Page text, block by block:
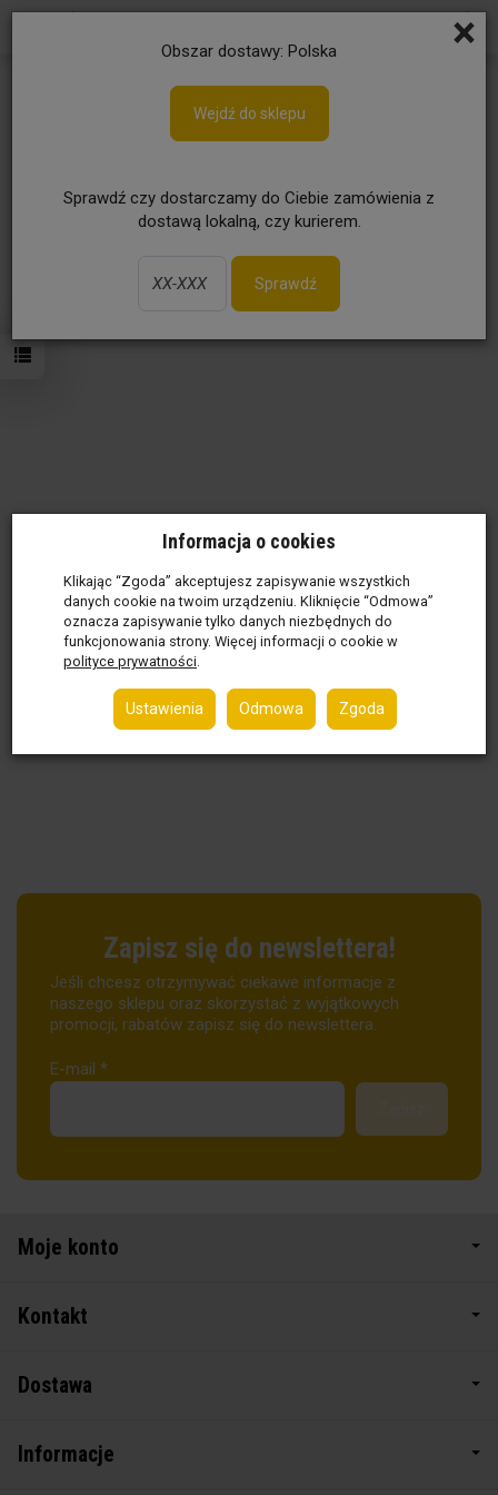
×
Obszar dostawy: Polska
Wejdź do sklepu
Sprawdź czy dostarczamy do Ciebie zamówienia z
dostawą lokalną, czy kurierem.
Sprawdź
E-mail: hurtownia@hurtownia-
Zapisz się do newslettera!
Jeśli chcesz otrzymywać ciekawe informacje z
naszego sklepu oraz skorzystać z wyjątkowych
promocji, rabatów zapisz się do newslettera.
E-mail *
Moje konto
Kontakt
Dostawa
Informacje
Informacja o cookies
Klikając “Zgoda” akceptujesz zapisywanie wszystkich
danych cookie na twoim urządzeniu. Kliknięcie “Odmowa”
oznacza zapisywanie tylko danych niezbędnych do
funkcjonowania strony. Więcej informacji o cookie w
polityce prywatności
Ustawienia Odmowa Zgoda